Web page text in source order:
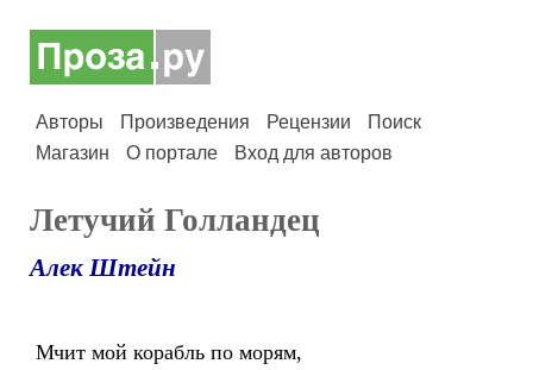
Авторы Произведения Рецензии
Поиск
Магазин
О портале Вход для авторов
Летучий Голландец
Алек Штейн
Мчит мой корабль по морям,